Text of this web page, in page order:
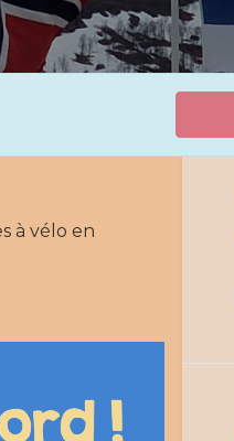
à vélo en